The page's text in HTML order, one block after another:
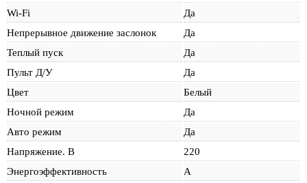
Wi-Fi
Да
Непрерывное движение заслонок
Да
Теплый пуск
Да
Пульт Д/У
Да
Цвет
Белый
Ночной режим
Да
Авто режим
Да
Напряжение. В
220
Энергоэффективность
A